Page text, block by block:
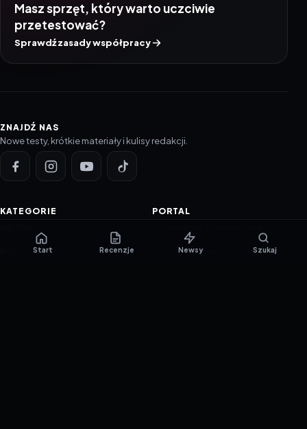
Masz sprzęt, który warto uczciwie
przetestować?
Sprawdź zasady współpracy
ZNAJDŹ NAS
Nowe testy, krótkie materiały i kulisy redakcji.
KATEGORIE
PORADNIKI
PORTAL
Polityka prywatności
Start Recenzje Newsy Szukaj